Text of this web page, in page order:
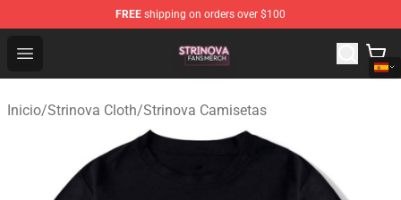
FREE shipping on orders over $100
Open menu
Strinova Shop - Official Strinova Merchandise Store
Inicio/Strinova Cloth/Strinova Camisetas